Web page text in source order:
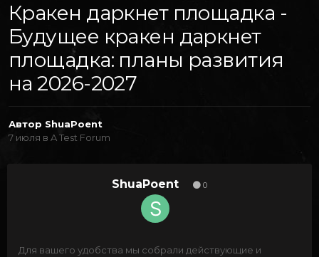
Кракен даркнет площадка -
Будущее кракен даркнет
площадка: планы развития
на 2026-2027
Автор ShuaPoent
7 июля в A Test Forum
ShuaPoent 0
Для вашего удобства мы собрали действующие и